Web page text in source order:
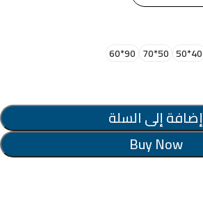
40*50
50*70
90*60
إضافة إلى السلة
Buy Now